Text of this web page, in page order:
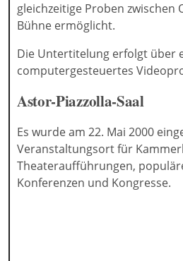
gleichzeitige Proben zwischen
Bühne ermöglicht.
Die Untertitelung erfolgt über
computergesteuertes
Astor-Piazzolla-Saal
Es wurde am 22. Mai 2000
Veranstaltungsort für
Theateraufführungen,
Konferenzen und Kongresse.